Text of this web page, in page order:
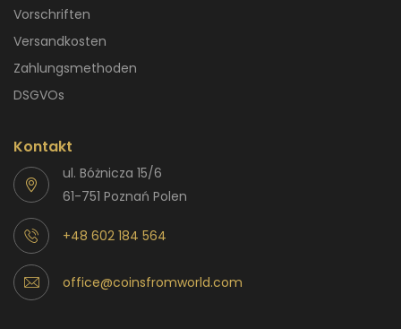
Vorschriften
Versandkosten
Zahlungsmethoden
DSGVOs
Kontakt
ul. Bóżnicza 15/6
61-751 Poznań Polen
+48 602 184 564
office@coinsfromworld.com